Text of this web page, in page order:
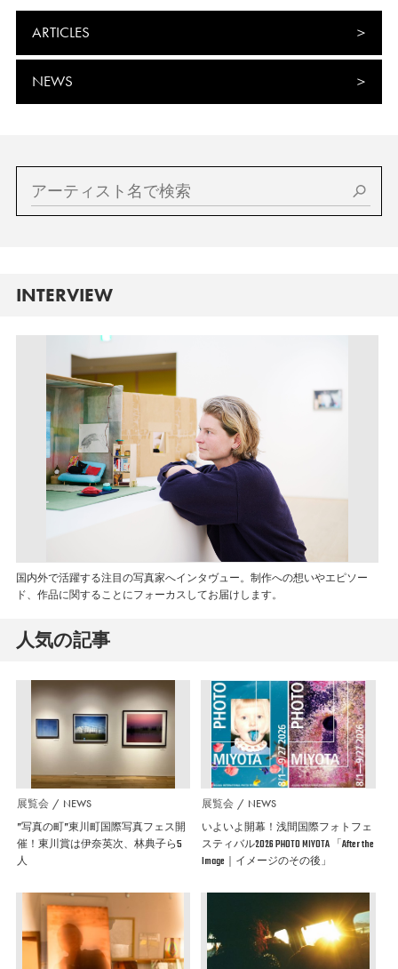
ARTICLES
NEWS
INTERVIEW
国内外で活躍する注目の写真家へインタヴュー。制作への想いやエピソー
ド、作品に関することにフォーカスしてお届けします。
人気の記事
展覧会 NEWS
”写真の町”東川町国際写真フェス開
催！東川賞は伊奈英次、林典子ら5
人
展覧会 NEWS
いよいよ開幕！浅間国際フォトフェ
スティバル2026 PHOTO MIYOTA 「After the
Image｜イメージのその後」